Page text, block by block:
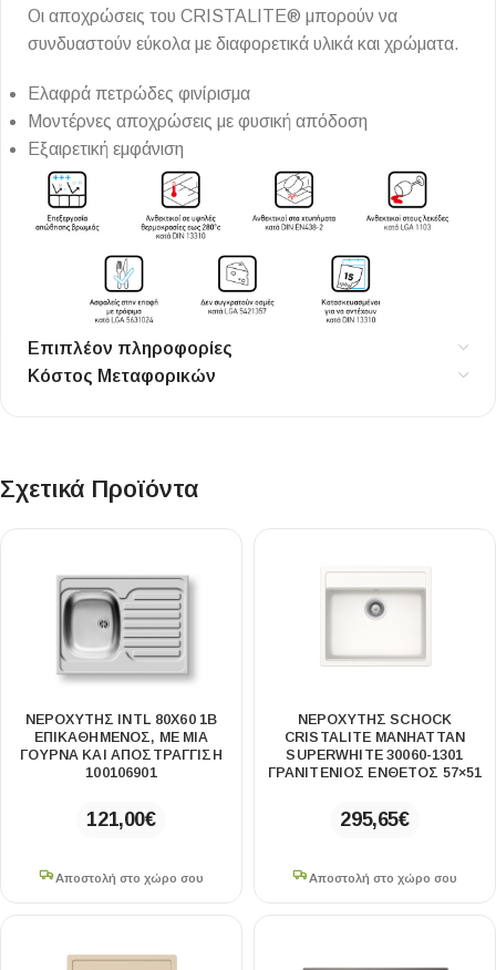
Οι αποχρώσεις του CRISTALITE® μπορούν να
συνδυαστούν εύκολα με διαφορετικά υλικά και χρώματα.
Ελαφρά πετρώδες φινίρισμα
Μοντέρνες αποχρώσεις με φυσική απόδοση
Εξαιρετική εμφάνιση
Επιπλέον πληροφορίες
Κόστος Μεταφορικών
Σχετικά Προϊόντα
ΝΕΡΟΧΎΤΗΣ INTL 80X60 1B
ΕΠΙΚΑΘΉΜΕΝΟΣ, ΜΕ ΜΊΑ
ΓΟΎΡΝΑ ΚΑΙ ΑΠΟΣΤΡΆΓΓΙΣΗ
100106901
121,00€
Αποστολή στο χώρο σου
ΝΕΡΟΧΥΤΗΣ SCHOCK
CRISTALITE MANHATTAN
SUPERWHITE 30060-1301
ΓΡΑΝΙΤΕΝΙΟΣ ΕΝΘΕΤΟΣ 57×51
295,65€
Αποστολή στο χώρο σου